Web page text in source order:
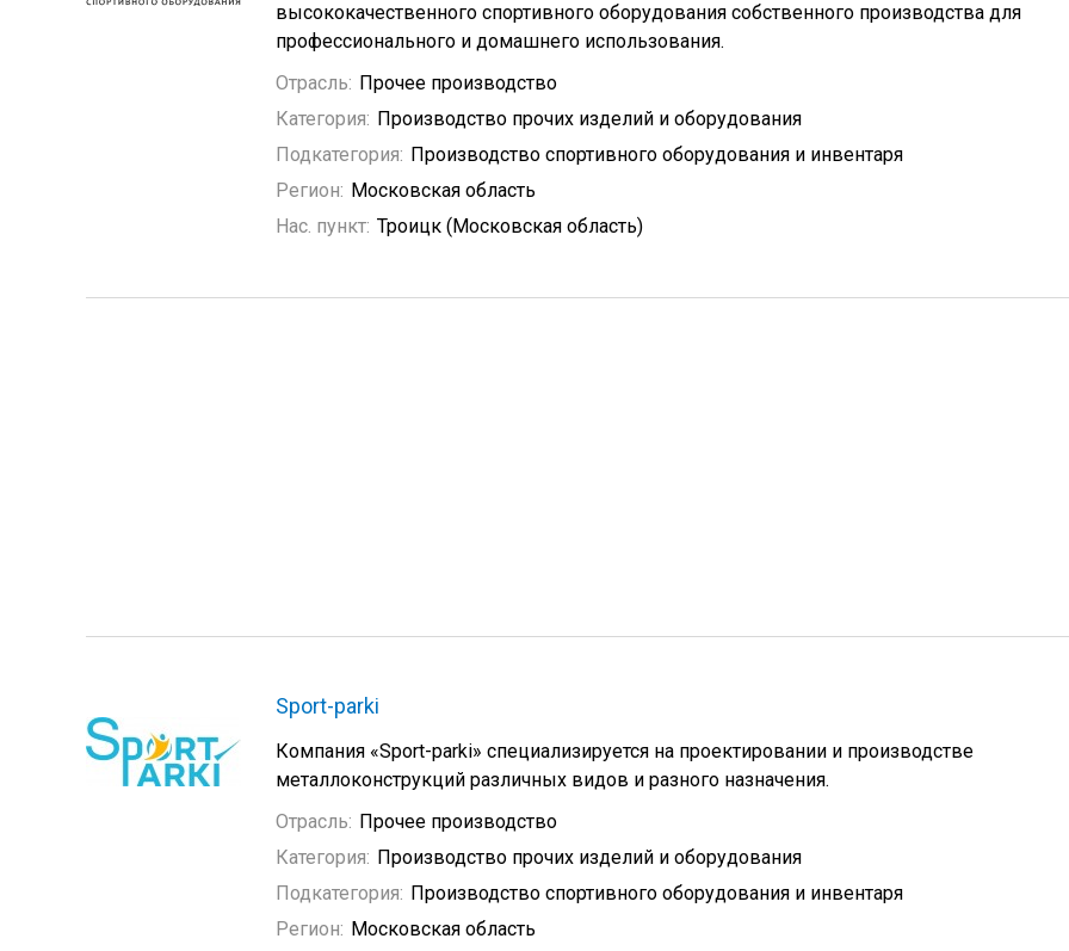
высококачественного спортивного оборудования собственного производства для
профессионального и домашнего использования.
Отрасль: Прочее производство
Категория: Производство прочих изделий и оборудования
Подкатегория: Производство спортивного оборудования и инвентаря
Регион: Московская область
Нас. пункт: Троицк (Московская область)
Sport-parki
Компания «Sport-parki» специализируется на проектировании и производстве
металлоконструкций различных видов и разного назначения.
Отрасль: Прочее производство
Категория: Производство прочих изделий и оборудования
Подкатегория: Производство спортивного оборудования и инвентаря
Регион: Московская область